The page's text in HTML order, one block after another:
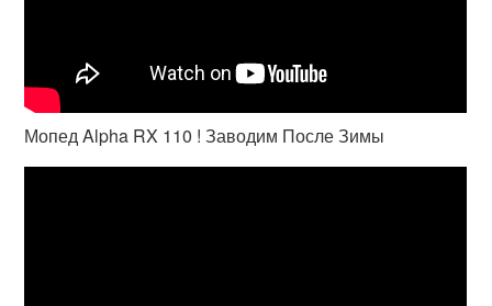
Мопед Alpha RX 110 ! Заводим После Зимы